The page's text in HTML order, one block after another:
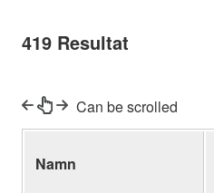
419 Resultat
Can be scrolled
Namn